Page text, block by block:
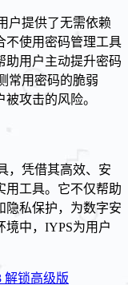
户提供了无需依赖
不使用密码管理工具
助用户主动提升密码
常用密码的脆弱
攻击的风险。
，凭借其高效、安
用工具。它不仅帮助
隐私保护，为数字安
中，IYPS为用户